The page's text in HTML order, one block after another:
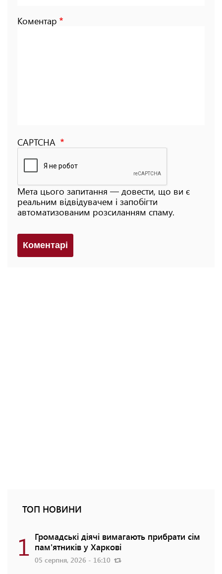
Коментар
CAPTCHA
Мета цього запитання — довести, що ви є
реальним відвідувачем і запобігти
автоматизованим розсиланням спаму.
Коментарi
ТОП НОВИНИ
1 Громадські діячі вимагають прибрати сім
пам'ятників у Харкові
05 серпня, 2026 - 16:10